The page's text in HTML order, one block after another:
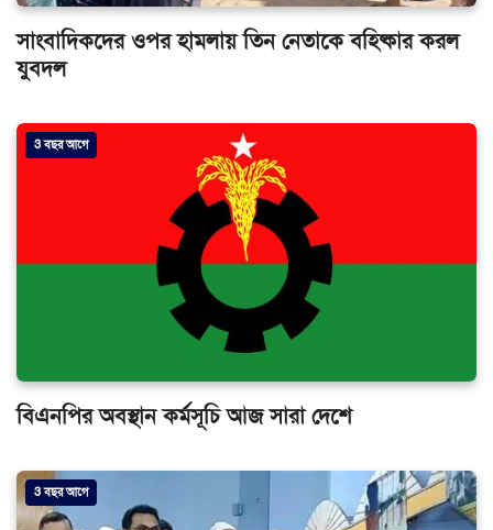
সাংবাদিকদের ওপর হামলায় তিন নেতাকে বহিষ্কার করল
যুবদল
3 বছর আগে
বিএনপির অবস্থান কর্মসূচি আজ সারা দেশে
3 বছর আগে